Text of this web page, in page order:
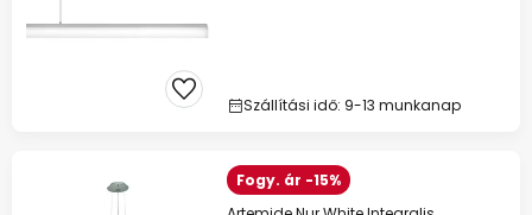
Szállítási idő: 9-13 munkanap
Fogy. ár -15%